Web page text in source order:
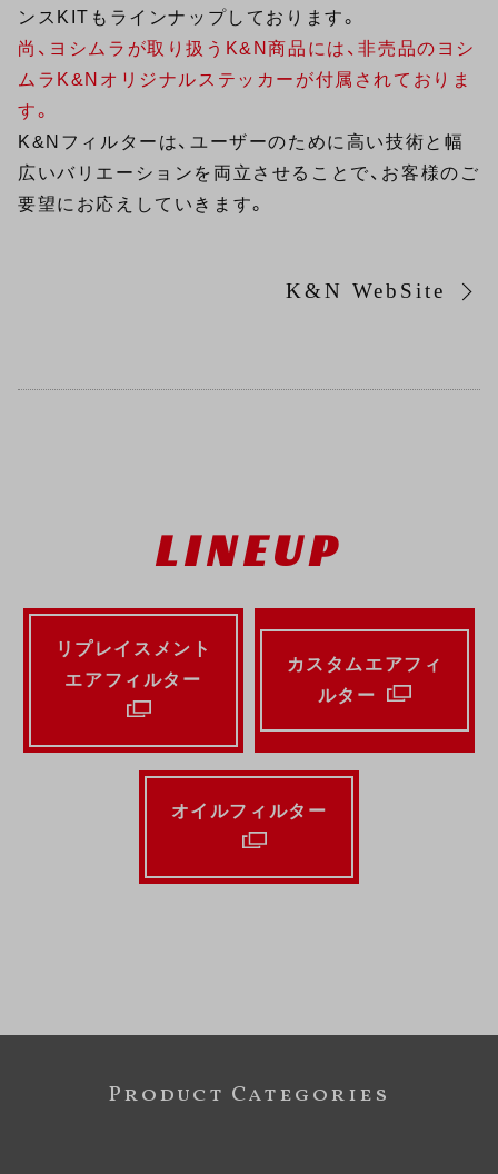
ンスKITもラインナップしております。
尚、ヨシムラが取り扱うK&N商品には、非売品のヨシ
ムラK&Nオリジナルステッカーが付属されておりま
す。
K&Nフィルターは、ユーザーのために高い技術と幅
広いバリエーションを両立させることで、お客様のご
要望にお応えしていきます。
K&N WebSite
LINEUP
リプレイスメント
エアフィルター
カスタムエアフィ
ルター
オイルフィルター
Product Categories